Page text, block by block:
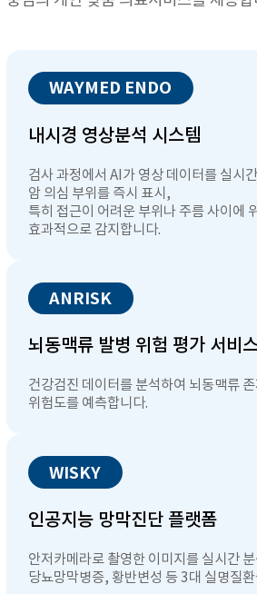
WAYMED ENDO
내시경 영상분석 시스템
검사 과정에서 AI가 영상 데이터를 실시
암 의심 부위를 즉시 표시,
특히 접근이 어려운 부위나 주름 사이에
효과적으로 감지합니다.
ANRISK
뇌동맥류 발병 위험 평가 서비
건강검진 데이터를 분석하여 뇌동맥류
위험도를 예측합니다.
WISKY
인공지능 망막진단 플랫폼
안저카메라로 촬영한 이미지를 실시간
당뇨망막병증, 황반변성 등 3대 실명질